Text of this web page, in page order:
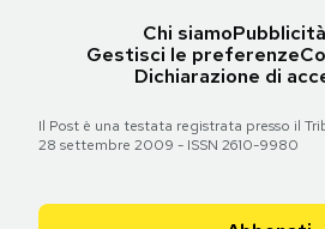
Chi siamoPubblicità
Gestisci le preferenze
Dichiarazione di
Il Post è una testata registrata presso il
28 settembre 2009 - ISSN 2610-9980